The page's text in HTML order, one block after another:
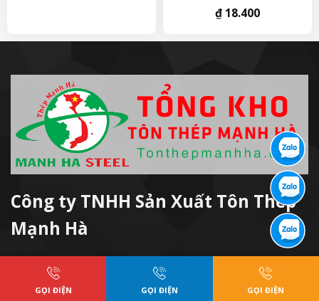
₫ 18.400
Công ty TNHH Sản Xuất Tôn Thép
Mạnh Hà
Tôn Thép Mạnh Hà là công ty chuyên sản xuất
và cung cấp tôn, sắt thép, inox và vật liệu xây
GỌI ĐIỆN GỌI ĐIỆN GỌI ĐIỆN